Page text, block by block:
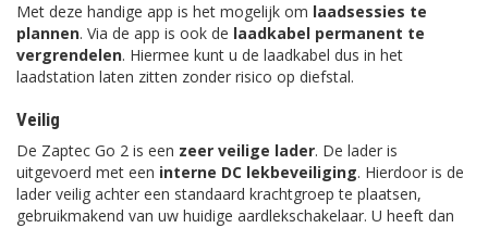
Met deze handige app is het mogelijk om laadsessies te
plannen. Via de app is ook de laadkabel permanent te
vergrendelen. Hiermee kunt u de laadkabel dus in het
laadstation laten zitten zonder risico op diefstal.
Veilig
De Zaptec Go 2 is een zeer veilige lader. De lader is
uitgevoerd met een interne DC lekbeveiliging. Hierdoor is de
lader veilig achter een standaard krachtgroep te plaatsen,
gebruikmakend van uw huidige aardlekschakelaar. U heeft dan